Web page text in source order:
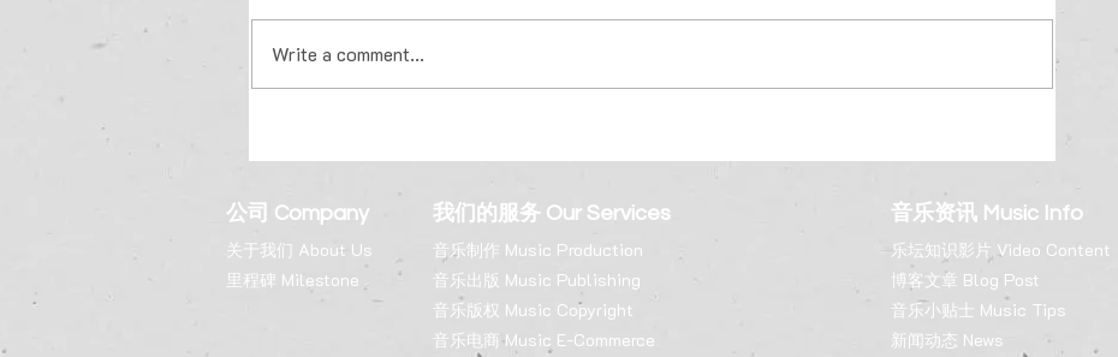
Write a comment...
公司 Company
​​关于我们 About Us
里程碑 Milestone
​我们的服务 Our Services
音乐制作 Music Production
音乐出版 Music Publishing
音乐版权 Music Copyright
音乐电商 Music E-Commerce
音乐资讯 Music Info
乐坛知识影片 Video Content
博客文章 Blog Post
音乐小贴士 Music Tips
新闻动态 News